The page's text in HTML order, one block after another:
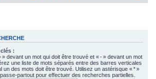
e
r
:
devant un mot qui doit être trouvé et « - » devant un mot
une liste de mots séparés entre des barres verticales
un des mots doit être trouvé. Utilisez un astérisque « * »
partout pour effectuer des recherches partielles.